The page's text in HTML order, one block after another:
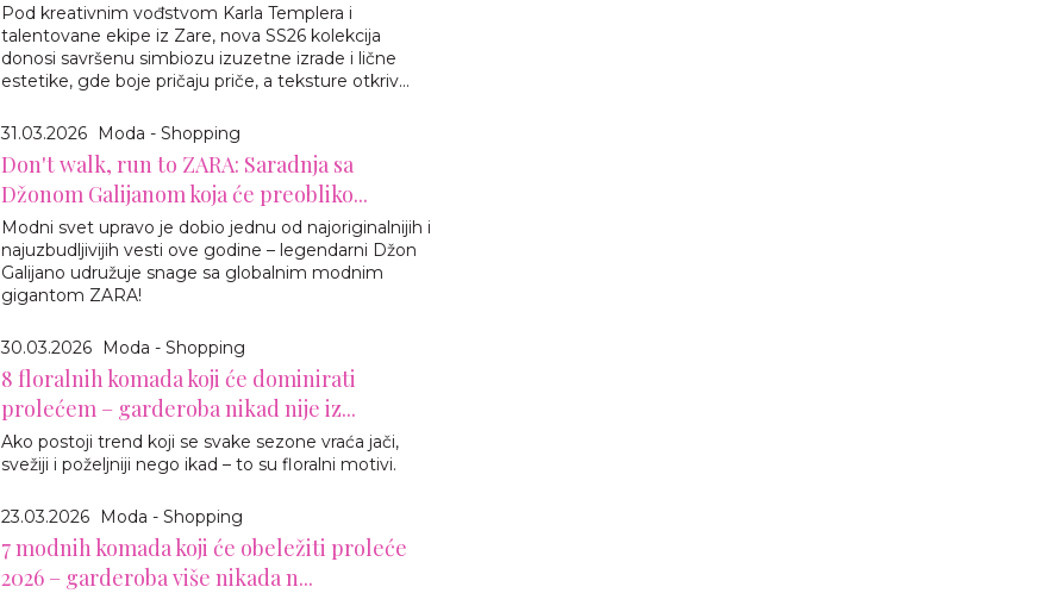
Pod kreativnim vođstvom Karla Templera i
talentovane ekipe iz Zare, nova SS26 kolekcija
donosi savršenu simbiozu izuzetne izrade i lične
estetike, gde boje pričaju priče, a teksture otkriv...
31.03.2026 Moda - Shopping
Don't walk, run to ZARA: Saradnja sa
Džonom Galijanom koja će preobliko...
Modni svet upravo je dobio jednu od najoriginalnijih i
najuzbudljivijih vesti ove godine – legendarni Džon
Galijano udružuje snage sa globalnim modnim
gigantom ZARA!
30.03.2026 Moda - Shopping
8 floralnih komada koji će dominirati
prolećem – garderoba nikad nije iz...
Ako postoji trend koji se svake sezone vraća jači,
svežiji i poželjniji nego ikad – to su floralni motivi.
23.03.2026 Moda - Shopping
7 modnih komada koji će obeležiti proleće
2026 – garderoba više nikada n...